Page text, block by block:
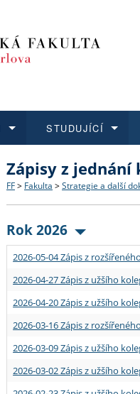
Struktura a historie
Strategie a další
Podpora a benefity pro
Absolventi fakulty
Co studovat a jak se
Učitelské studijní
Informace k průběhu
STUDUJÍCÍ
Bakalářské a magisterské
Doktorské studium
Rigorózní řízení
O vědě a výzkumu na FF
Akademické kvalifikace
Granty a projekty
Aktuální nabídky a
Vyjíždějící studenti
Přijíždějící studenti
Vyjíždějící zaměstnanci
Zápisy z jednání
FF > Fakulta > Strategie a další
Rok 2026
2026-05-04 Zápis z
2026-04-27 Zápis z užšího
2026-04-20 Zápis z užšího
2026-03-16 Zápis z
2026-03-09 Zápis z užšího
2026-03-02 Zápis z užšího